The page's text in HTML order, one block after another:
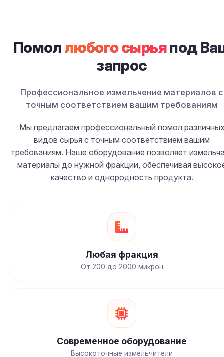
Помоллюбого сырьяпод
запрос
Профессиональное измельчение материалов с
точным соответствием вашим требованиям
Мы предлагаем профессиональный помол
видов сырья с точным соответствием вашим
требованиям. Наше оборудование позволяет
материалы до нужной фракции, обеспечивая
качество и однородность продукта.
Любая фракция
От 200 до 2000 микрон
Современное оборудование
Высокоточные измельчители